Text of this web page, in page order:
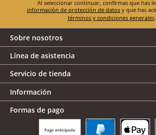
información de protección de datos
términos y condiciones generales.
Sobre nosotros
Línea de asistencia
Servicio de tienda
Información
Formas de pago
Pago anticipado